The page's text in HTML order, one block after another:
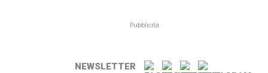
Pubblicità
NEWSLETTER